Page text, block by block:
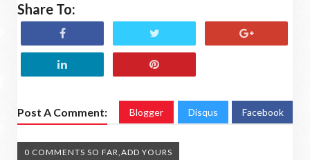
Share To:
Post A Comment: Blogger Disqus Facebook
0 COMMENTS SO FAR,ADD YOURS